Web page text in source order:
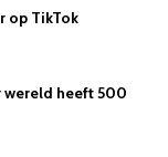
op TikTok
wereld heeft 500